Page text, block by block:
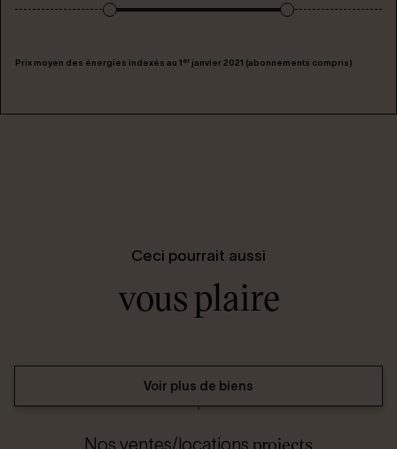
Prix moyen des énergies indexés au 1 er janvier 2021 (abonnements compris)
Ceci pourrait aussi
vous plaire
Voir plus de biens
Nos ventes/locations projects